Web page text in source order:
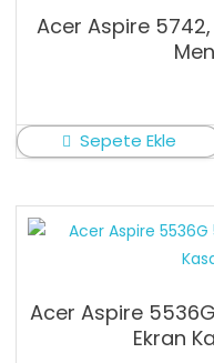
Acer Aspire 5742,
Sepete Ekle
Acer Aspire
Ekran